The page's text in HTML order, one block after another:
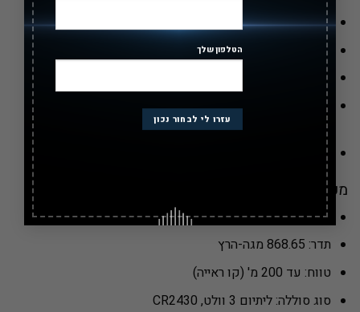
הטלפון שלך
4 ערוצים הניתנים לתכנות
גודל כיס לנשיאה על מחזיק מפתחות או על שרשרת
נורית LED לחיווי מתח סוללה נמוך ושידור
תאימות למערכות ריסקו הבאות: Agility™, WisDom,
ProSYS™, LightSYS™, Nova
דגם RP128T4Z
מפרטים טכניים
רשימה
תדר: 868.65 מגה-הרץ
טווח: עד 200 מ' (קו ראייה)
סוג סוללה: ליתיום 3 וולט, CR2430